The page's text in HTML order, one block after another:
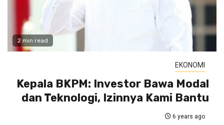
2 min read
EKONOMI
Kepala BKPM: Investor Bawa Modal
dan Teknologi, Izinnya Kami Bantu
6 years ago